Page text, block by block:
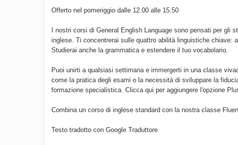
Offerto nel pomeriggio dalle 12.00 alle 15.50
I nostri corsi di General English Language sono pensati per
inglese. Ti concentrerai sulle quattro abilità linguistiche
Studierai anche la grammatica e estendere il tuo vocabolario.
Puoi unirti a qualsiasi settimana e immergerti in una classe
come la pratica degli esami o la necessità di sviluppare la
formazione specialistica. Clicca qui per aggiungere l'opzione
Combina un corso di inglese standard con la nostra classe
Testo tradotto con Google Traduttore